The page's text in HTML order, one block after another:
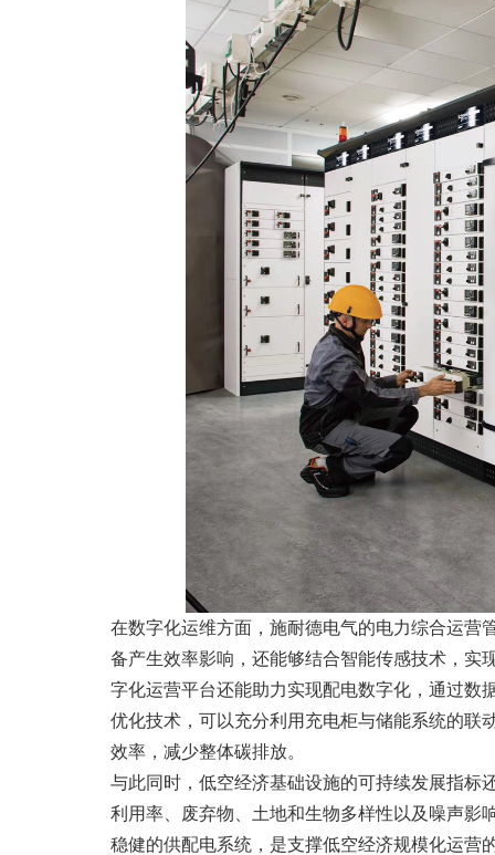
在数字化运维方面，施耐德电气的电力综合运营
备产生效率影响，还能够结合智能传感技术，实
字化运营平台还能助力实现配电数字化，通过数
优化技术，可以充分利用充电柜与储能系统的联
效率，减少整体碳排放。
与此同时，低空经济基础设施的可持续发展指标
利用率、废弃物、土地和生物多样性以及噪声影
稳健的供配电系统，是支撑低空经济规模化运营